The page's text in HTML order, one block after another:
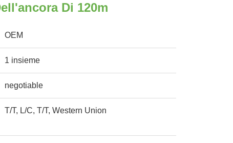
Di 120m
OEM
1 insieme
negotiable
T/T, L/C, T/T, Western Union